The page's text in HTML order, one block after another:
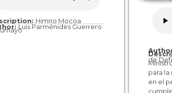
Luis Parménides Guerrero
Himno Mocoa
de
para
en el